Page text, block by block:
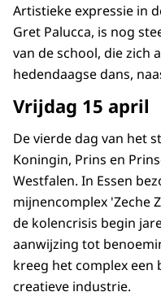
Artistieke expressie in
Gret Palucca, is nog
van de school, die zich
hedendaagse dans,
Vrijdag 15 april
De vierde dag van het
Koningin, Prins en
Westfalen. In Essen
mijnencomplex 'Zeche
de kolencrisis begin
aanwijzing tot
kreeg het complex
creatieve industrie.